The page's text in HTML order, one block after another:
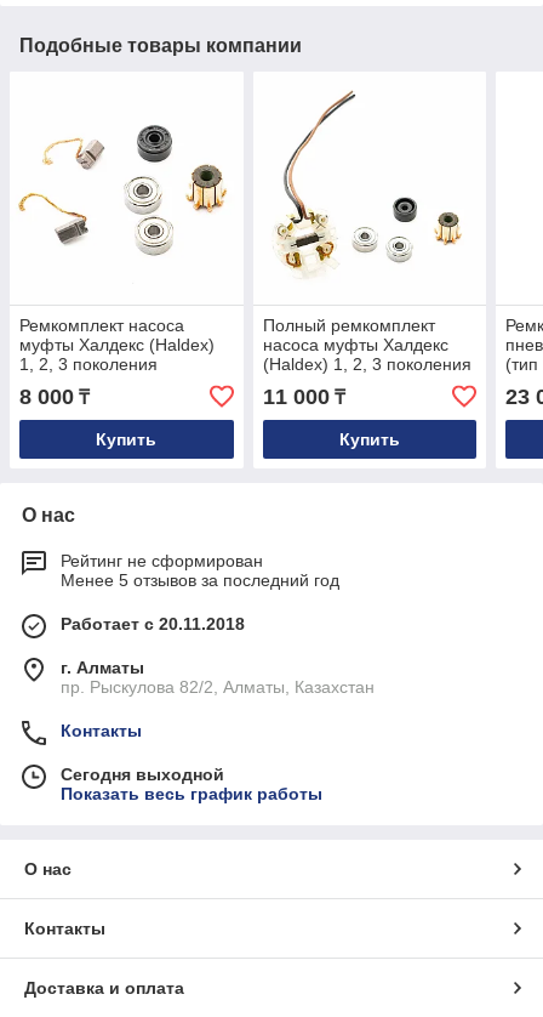
Подобные товары компании
Ремкомплект насоса
муфты Халдекс (Haldex)
1, 2, 3 поколения
8 000 ₸
Купить
Полный ремкомплект
насоса муфты Халдекс
(Haldex) 1, 2, 3 поколения
11 000₸
Купить
(тип
23
О нас
Рейтинг не сформирован
Менее 5 отзывов за последний год
Работает с 20.11.2018
г. Алматы
пр. Рыскулова 82/2, Алматы, Казахстан
Контакты
Сегодня выходной
Показать весь график работы
О нас
Контакты
Доставка и оплата